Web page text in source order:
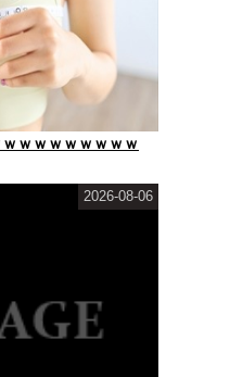
ｗｗｗｗｗｗｗｗ
2026-08-06